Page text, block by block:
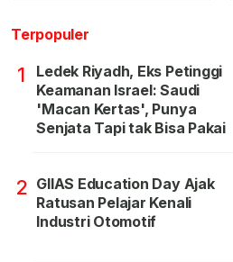
Terpopuler
1
Ledek Riyadh, Eks Petinggi
Keamanan Israel: Saudi
'Macan Kertas', Punya
Senjata Tapi tak Bisa Pakai
2 GIIAS Education Day Ajak
Ratusan Pelajar Kenali
Industri Otomotif